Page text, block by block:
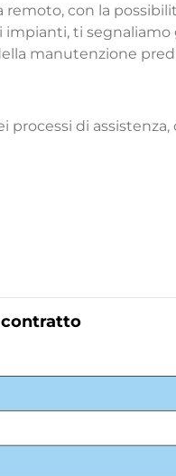
remoto, con la
ti
manutenzione
di
contratto